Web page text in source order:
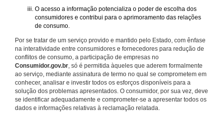
O acesso a informação potencializa o poder de escolha dos
consumidores e contribui para o aprimoramento das relações
de consumo.
Por se tratar de um serviço provido e mantido pelo Estado, com ênfase
na interatividade entre consumidores e fornecedores para redução de
conflitos de consumo, a participação de empresas no
Consumidor.gov.br, só é permitida àqueles que aderem formalmente
ao serviço, mediante assinatura de termo no qual se comprometem em
conhecer, analisar e investir todos os esforços disponíveis para a
solução dos problemas apresentados. O consumidor, por sua vez, deve
se identificar adequadamente e comprometer-se a apresentar todos os
dados e informações relativas à reclamação relatada.